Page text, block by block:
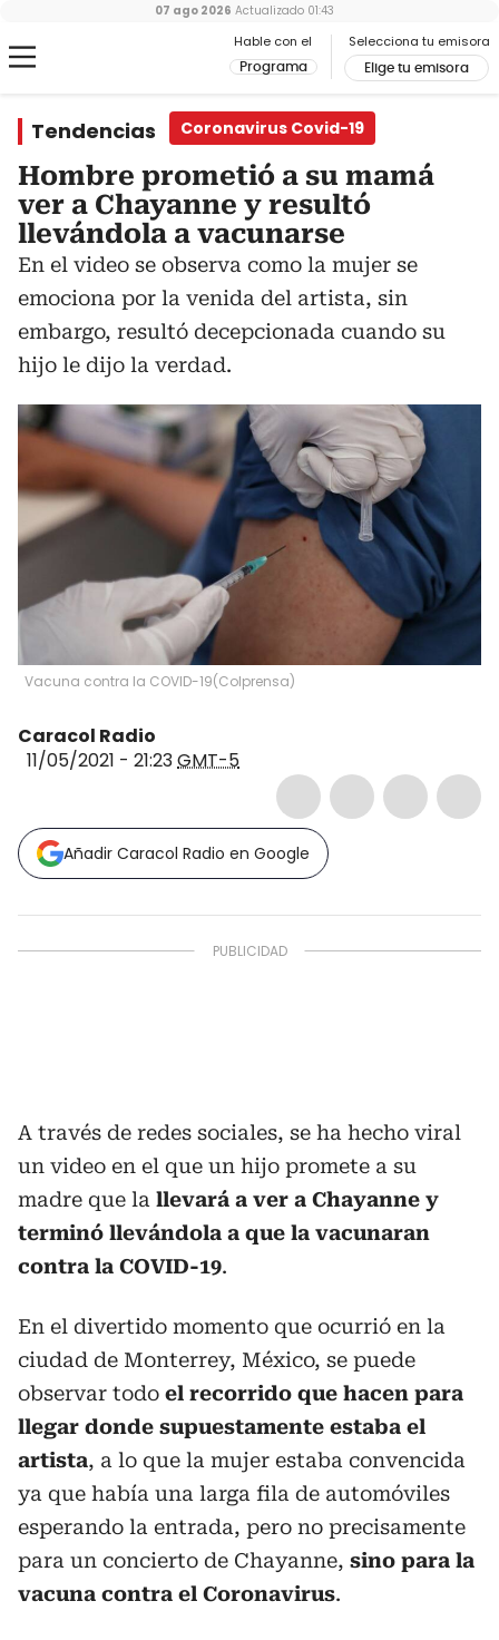
Hable con el
Programa
Selecciona tu emisora
Elige tu emisora
07 ago 2026 Actualizado 01:43
Tendencias Coronavirus Covid-19
Hombre prometió a su mamá
ver a Chayanne y resultó
llevándola a vacunarse
En el video se observa como la mujer se
emociona por la venida del artista, sin
embargo, resultó decepcionada cuando su
hijo le dijo la verdad.
Vacuna contra la COVID-19(Colprensa)
Caracol Radio
11/05/2021 - 21:23GMT-5
Añadir Caracol Radio en Google
A través de redes sociales, se ha hecho viral
un video en el que un hijo promete a su
madre que la llevará a ver a Chayanne y
terminó llevándola a que la vacunaran
contra la COVID-19.
En el divertido momento que ocurrió en la
ciudad de Monterrey, México, se puede
observar todo el recorrido que hacen para
llegar donde supuestamente estaba el
artista, a lo que la mujer estaba convencida
ya que había una larga fila de automóviles
esperando la entrada, pero no precisamente
para un concierto de Chayanne, sino para la
vacuna contra el Coronavirus.